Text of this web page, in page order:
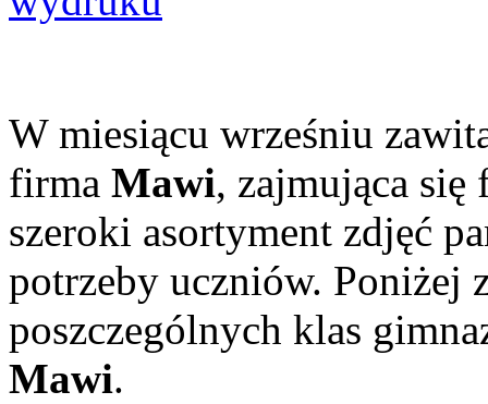
W miesiącu wrześniu
firma Mawi, zajmująca
szeroki asortyment zdjęć
potrzeby uczniów. Poniżej
poszczególnych klas
Mawi.